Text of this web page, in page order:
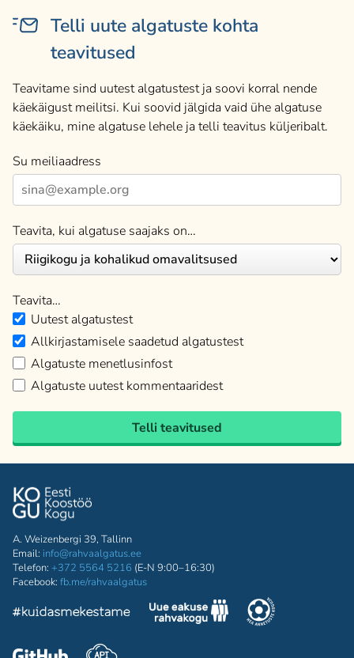
Telli uute algatuste kohta
teavitused
Teavitame sind uutest algatustest ja soovi korral nende
käekäigust meilitsi. Kui soovid jälgida vaid ühe algatuse
käekäiku, mine algatuse lehele ja telli teavitus küljeribalt.
Su meiliaadress
Teavita, kui algatuse saajaks on…
Teavita…
Uutest algatustest
Allkirjastamisele saadetud algatustest
Algatuste menetlusinfost
Algatuste uutest kommentaaridest
Telli teavitused
A. Weizenbergi 39, Tallinn
Email: info@rahvaalgatus.ee
Telefon: +372 5564 5216 (E-N 9:00–16:30)
Facebook: fb.me/rahvaalgatus